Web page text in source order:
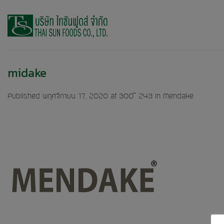
content
midake
Published พฤศจิกายน 17, 2020 at 300 × 243 in Mendake